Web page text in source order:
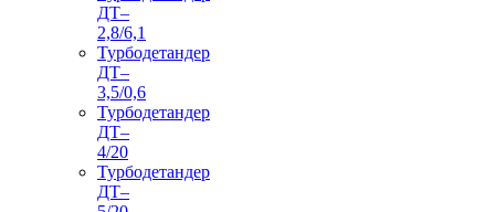
ДТ–
2,8/6,1
Турбодетандер
ДТ–
3,5/0,6
Турбодетандер
ДТ–
4/20
Турбодетандер
ДТ–